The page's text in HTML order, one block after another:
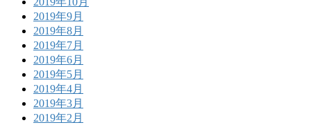
2019年9月
2019年8月
2019年7月
2019年6月
2019年5月
2019年4月
2019年3月
2019年2月